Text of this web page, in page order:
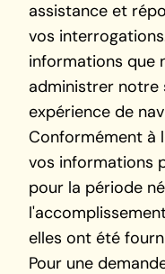
assistance et
vos
informations que
administrer notre
expérience de
Conformément à
vos informations
pour la période
elles ont été
Pour une